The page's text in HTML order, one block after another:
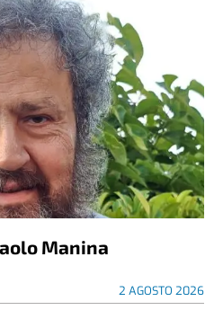
Manina
2 AGOSTO 2026